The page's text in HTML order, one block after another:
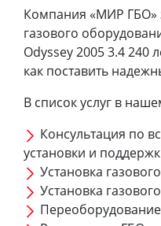
Компания «МИР ГБО»
газового
Odyssey 2005 3.4 240
как поставить
В список услуг в
Консультация по
установки и
Установка
Установка